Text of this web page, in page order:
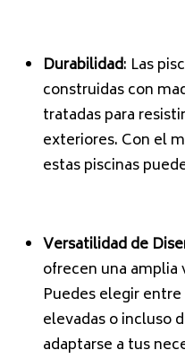
Durabilidad: Las
construidas con
tratadas para
exteriores. Con el
estas piscinas
Versatilidad de
ofrecen una amplia
Puedes elegir
elevadas o incluso
adaptarse a tus